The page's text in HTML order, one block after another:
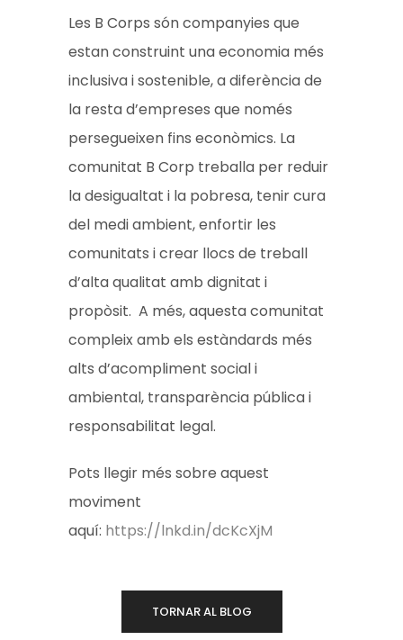
Les B Corps són companyies que
estan construint una economia més
inclusiva i sostenible, a diferència de
la resta d’empreses que només
persegueixen fins econòmics. La
comunitat B Corp treballa per reduir
la desigualtat i la pobresa, tenir cura
del medi ambient, enfortir les
comunitats i crear llocs de treball
d’alta qualitat amb dignitat i
propòsit. A més, aquesta comunitat
compleix amb els estàndards més
alts d’acompliment social i
ambiental, transparència pública i
responsabilitat legal.
Pots llegir més sobre aquest
moviment
aquí: https://lnkd.in/dcKcXjM
TORNAR AL BLOG